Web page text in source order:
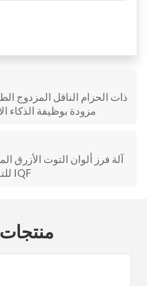
مزودة بوظيفة الذكاء
آلة فرز ألوان التوت الأزرق
للتوت الأزرق المجمد بعد نفق IQF